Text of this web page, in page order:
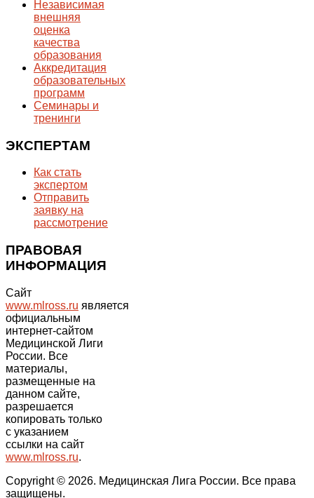
Независимая
внешняя
оценка
качества
образования
Аккредитация
образовательных
программ
Семинары и
тренинги
ЭКСПЕРТАМ
Как стать
экспертом
Отправить
заявку на
рассмотрение
ПРАВОВАЯ
ИНФОРМАЦИЯ
Сайт
www.mlross.ru является
официальным
интернет-сайтом
Медицинской Лиги
России. Все
материалы,
размещенные на
данном сайте,
разрешается
копировать только
с указанием
ссылки на сайт
www.mlross.ru.
Copyright © 2026. Медицинская Лига России. Все права
защищены.